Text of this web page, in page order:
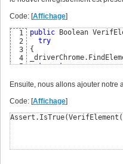
Code: [Affichage]
1
2
3
4
5
7
9
11
public Boolean
try
{
return true
return
}
Ensuite, nous allons ajouter notre
Code: [Affichage]
Assert.IsTrue(VerifElement (